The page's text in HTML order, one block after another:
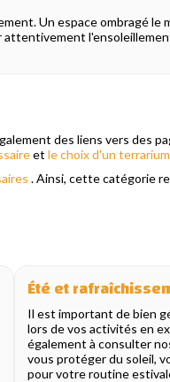
Un espace ombragé le
attentivement
des liens vers des
et le choix d'un terrarium
. Ainsi, cette catégorie
Été et
Il est important de bien
lors de vos activités en
également à consulter
vous protéger du soleil,
pour votre routine